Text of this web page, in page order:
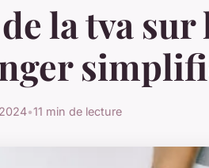
la tva sur
•11 min de lecture